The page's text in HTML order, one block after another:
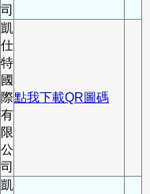
司
凱
仕
特
國
際
有
限
公
司
點我下載QR圖碼
凱